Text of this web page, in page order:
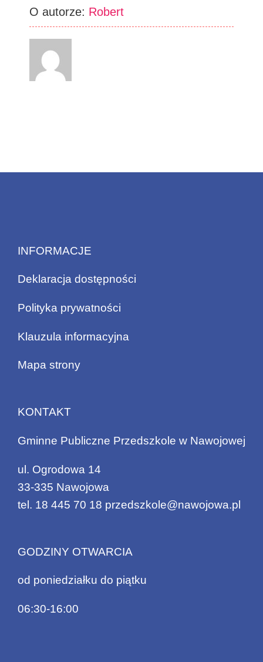
O autorze: Robert
INFORMACJE
Deklaracja dostępności
Polityka prywatności
Klauzula informacyjna
Mapa strony
KONTAKT
Gminne Publiczne Przedszkole w Nawojowej
ul. Ogrodowa 14
33-335 Nawojowa
tel. 18 445 70 18 przedszkole@nawojowa.pl
GODZINY OTWARCIA
od poniedziałku do piątku
06:30-16:00